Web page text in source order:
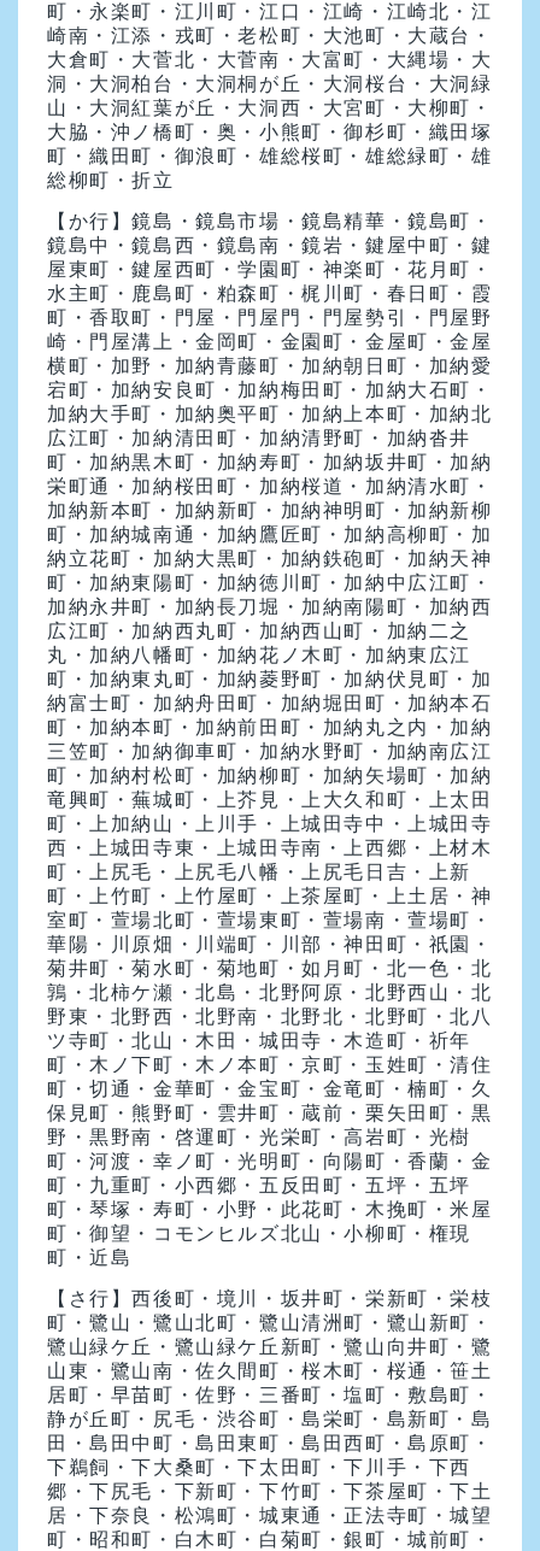
町・永楽町・江川町・江口・江崎・江崎北・江
崎南・江添・戎町・老松町・大池町・大蔵台・
大倉町・大菅北・大菅南・大富町・大縄場・大
洞・大洞柏台・大洞桐が丘・大洞桜台・大洞緑
山・大洞紅葉が丘・大洞西・大宮町・大柳町・
大脇・沖ノ橋町・奥・小熊町・御杉町・織田塚
町・織田町・御浪町・雄総桜町・雄総緑町・雄
総柳町・折立
【か行】鏡島・鏡島市場・鏡島精華・鏡島町・
鏡島中・鏡島西・鏡島南・鏡岩・鍵屋中町・鍵
屋東町・鍵屋西町・学園町・神楽町・花月町・
水主町・鹿島町・粕森町・梶川町・春日町・霞
町・香取町・門屋・門屋門・門屋勢引・門屋野
崎・門屋溝上・金岡町・金園町・金屋町・金屋
横町・加野・加納青藤町・加納朝日町・加納愛
宕町・加納安良町・加納梅田町・加納大石町・
加納大手町・加納奥平町・加納上本町・加納北
広江町・加納清田町・加納清野町・加納沓井
町・加納黒木町・加納寿町・加納坂井町・加納
栄町通・加納桜田町・加納桜道・加納清水町・
加納新本町・加納新町・加納神明町・加納新柳
町・加納城南通・加納鷹匠町・加納高柳町・加
納立花町・加納大黒町・加納鉄砲町・加納天神
町・加納東陽町・加納徳川町・加納中広江町・
加納永井町・加納長刀堀・加納南陽町・加納西
広江町・加納西丸町・加納西山町・加納二之
丸・加納八幡町・加納花ノ木町・加納東広江
町・加納東丸町・加納菱野町・加納伏見町・加
納富士町・加納舟田町・加納堀田町・加納本石
町・加納本町・加納前田町・加納丸之内・加納
三笠町・加納御車町・加納水野町・加納南広江
町・加納村松町・加納柳町・加納矢場町・加納
竜興町・蕪城町・上芥見・上大久和町・上太田
町・上加納山・上川手・上城田寺中・上城田寺
西・上城田寺東・上城田寺南・上西郷・上材木
町・上尻毛・上尻毛八幡・上尻毛日吉・上新
町・上竹町・上竹屋町・上茶屋町・上土居・神
室町・萱場北町・萱場東町・萱場南・萱場町・
華陽・川原畑・川端町・川部・神田町・祇園・
菊井町・菊水町・菊地町・如月町・北一色・北
鶉・北柿ケ瀬・北島・北野阿原・北野西山・北
野東・北野西・北野南・北野北・北野町・北八
ツ寺町・北山・木田・城田寺・木造町・祈年
町・木ノ下町・木ノ本町・京町・玉姓町・清住
町・切通・金華町・金宝町・金竜町・楠町・久
保見町・熊野町・雲井町・蔵前・栗矢田町・黒
野・黒野南・啓運町・光栄町・高岩町・光樹
町・河渡・幸ノ町・光明町・向陽町・香蘭・金
町・九重町・小西郷・五反田町・五坪・五坪
町・琴塚・寿町・小野・此花町・木挽町・米屋
町・御望・コモンヒルズ北山・小柳町・権現
町・近島
【さ行】西後町・境川・坂井町・栄新町・栄枝
町・鷺山・鷺山北町・鷺山清洲町・鷺山新町・
鷺山緑ケ丘・鷺山緑ケ丘新町・鷺山向井町・鷺
山東・鷺山南・佐久間町・桜木町・桜通・笹土
居町・早苗町・佐野・三番町・塩町・敷島町・
静が丘町・尻毛・渋谷町・島栄町・島新町・島
田・島田中町・島田東町・島田西町・島原町・
下鵜飼・下大桑町・下太田町・下川手・下西
郷・下尻毛・下新町・下竹町・下茶屋町・下土
居・下奈良・松鴻町・城東通・正法寺町・城望
町・昭和町・白木町・白菊町・銀町・城前町・